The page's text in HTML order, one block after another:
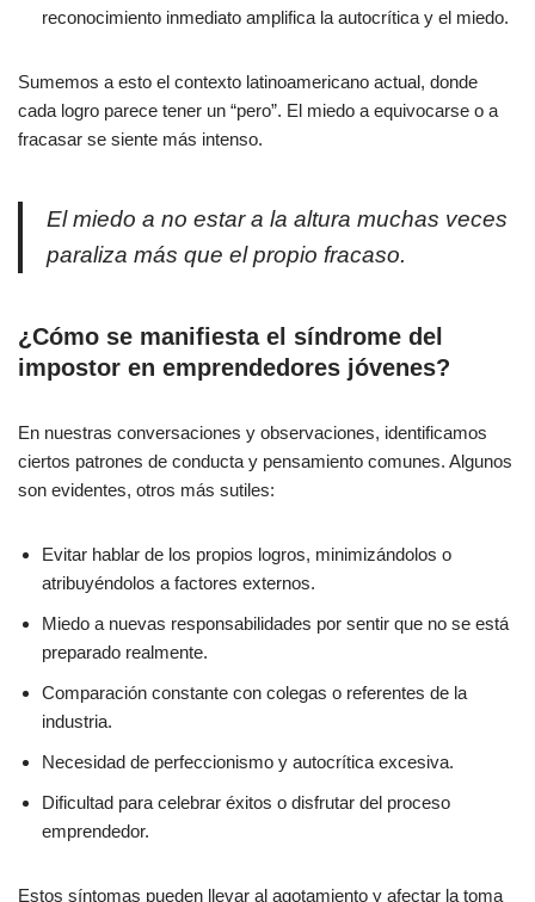
reconocimiento inmediato amplifica la autocrítica y el miedo.
Sumemos a esto el contexto latinoamericano actual, donde
cada logro parece tener un “pero”. El miedo a equivocarse o a
fracasar se siente más intenso.
El miedo a no estar a la altura muchas veces
paraliza más que el propio fracaso.
¿Cómo se manifiesta el síndrome del
impostor en emprendedores jóvenes?
En nuestras conversaciones y observaciones, identificamos
ciertos patrones de conducta y pensamiento comunes. Algunos
son evidentes, otros más sutiles:
Evitar hablar de los propios logros, minimizándolos o
atribuyéndolos a factores externos.
Miedo a nuevas responsabilidades por sentir que no se está
preparado realmente.
Comparación constante con colegas o referentes de la
industria.
Necesidad de perfeccionismo y autocrítica excesiva.
Dificultad para celebrar éxitos o disfrutar del proceso
emprendedor.
Estos síntomas pueden llevar al agotamiento y afectar la toma